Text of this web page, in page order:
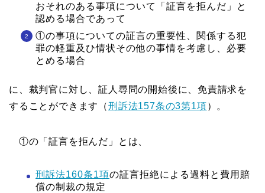
おそれのある事項について「証言を拒んだ」と
認める場合であって
①の事項についての証言の重要性、関係する犯
罪の軽重及ひ情状その他の事情を考慮し、必要
とめる場合
に、裁判官に対し、証人尋問の開始後に、免責請求を
することができます（刑訴法157条の3第1項）。
①の「証言を拒んだ」とは、
刑訴法160条1項の証言拒絶による過料と費用賠
償の制裁の規定